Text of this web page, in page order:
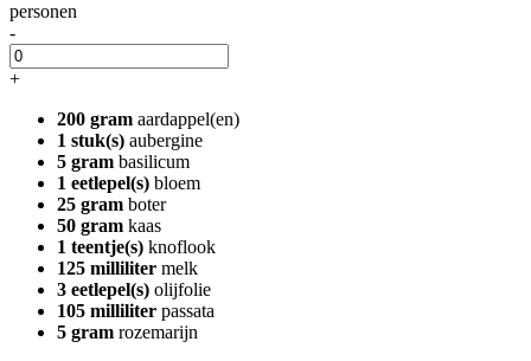
personen
-
+
200 gram aardappel(en)
1 stuk(s) aubergine
5 gram basilicum
1 eetlepel(s) bloem
25 gram boter
50 gram kaas
1 teentje(s) knoflook
125 milliliter melk
3 eetlepel(s) olijfolie
105 milliliter passata
5 gram rozemarijn